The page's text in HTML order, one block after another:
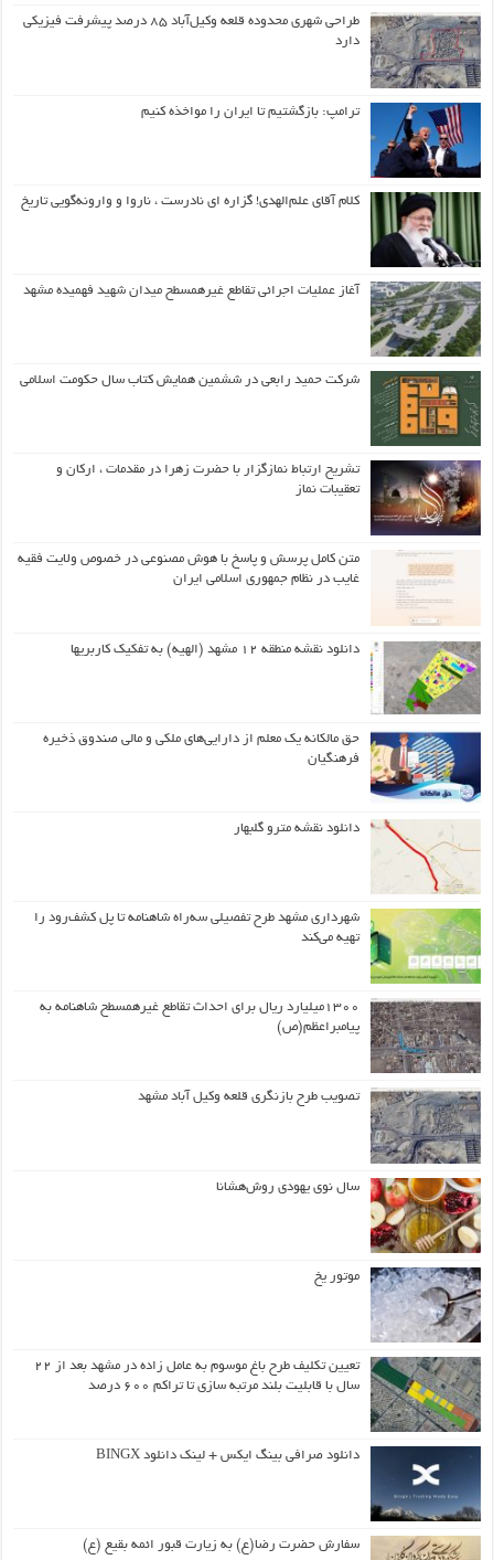
طراحی شهری محدوده قلعه وکیل‌آباد ۸۵ درصد پیشرفت فیزیکی
دارد
ترامپ: بازگشتیم تا ایران را مواخذه کنیم
کلام آقای علم‌الهدی! گزاره ای نادرست ، ناروا و وارونه‌گویی تاریخ
آغاز عملیات اجرائی تقاطع غیرهمسطح میدان شهید فهمیده مشهد
شرکت حمید رابعی در ششمین همایش کتاب سال حکومت اسلامی
تشریح ارتباط نمازگزار با حضرت زهرا در مقدمات ، ارکان و
تعقیبات نماز
متن کامل پرسش و پاسخ با هوش مصنوعی در خصوص ولایت فقیه
غایب در نظام جمهوری اسلامی ایران
دانلود نقشه منطقه ۱۲ مشهد (الهیه) به تفکیک کاربریها
حق مالکانه یک معلم از دارایی‌های ملکی و مالی صندوق ذخیره
فرهنگیان
دانلود نقشه مترو گلبهار
شهرداری مشهد طرح تفصیلی سه‌راه شاهنامه تا پل کشف‌رود را
تهیه می‌کند
۱۳۰۰میلیارد ریال برای احداث تقاطع غیرهمسطح شاهنامه به
پیامبراعظم(ص)
تصویب طرح بازنگری قلعه وکیل آباد مشهد
سال نوی یهودی روش‌هشانا
موتور یخ
تعیین تکلیف طرح باغ موسوم به عامل زاده در مشهد بعد از ۲۲
سال با قابلیت بلند مرتبه سازی تا تراکم ۶۰۰ درصد
دانلود صرافی بینگ ایکس + لینک دانلود BINGX
سفارش حضرت رضا(ع) به زیارت قبور ائمه بقیع (ع)